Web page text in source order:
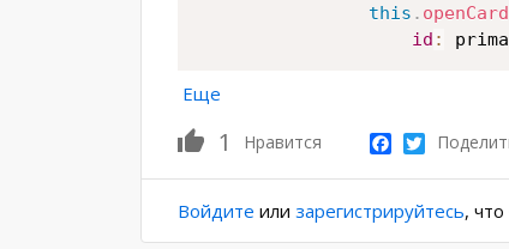
this .
id :
Еще
1 Нравится Facebook
Twitter
Войдите или зарегистрируйтесь,